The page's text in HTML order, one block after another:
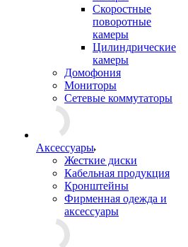
Скоростные
поворотные
камеры
Цилиндрические
камеры
Домофония
Мониторы
Сетевые коммутаторы
Аксессуары
Жесткие диски
Кабельная продукция
Кронштейны
Фирменная одежда и
аксессуары